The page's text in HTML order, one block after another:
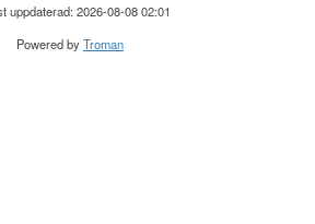
uppdaterad: 2026-08-08 02:01
Powered byTroman